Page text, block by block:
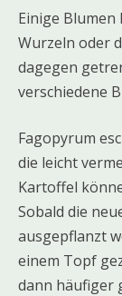
Einige Blumen
Wurzeln oder
dagegen
verschiedene
Fagopyrum
die leicht
Kartoffel
Sobald die
ausgepflanzt
einem Topf
dann häufiger